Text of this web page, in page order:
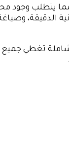
مما يتطلب
الدقيقة،
تغطي جميع